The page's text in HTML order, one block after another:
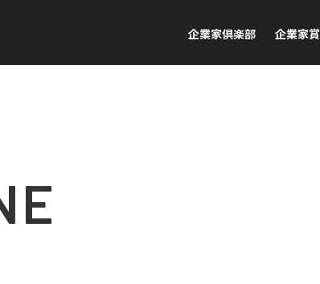
企業家倶楽部 企業家賞